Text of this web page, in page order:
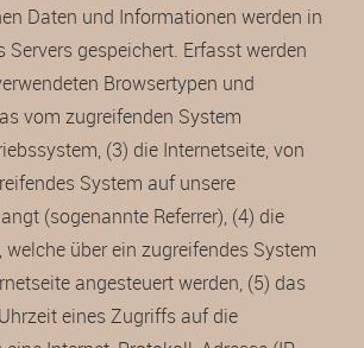
Daten und Informationen werden in
Servers gespeichert. Erfasst werden
Browsertypen und
vom zugreifenden System
(3) die Internetseite, von
System auf unsere
(sogenannte Referrer), (4) die
welche über ein zugreifendes System
angesteuert werden, (5) das
eines Zugriffs auf die